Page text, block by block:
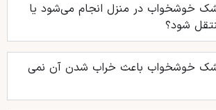
خوشخواب در منزل انجام می‌شود یا
شود؟
خوشخواب باعث خراب شدن آن نمی